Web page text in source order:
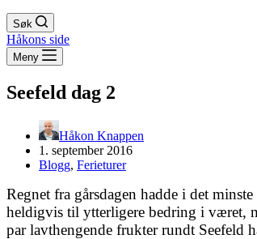
Søk
Håkons side
Meny
Seefeld dag 2
Håkon Knappen
1. september 2016
Blogg, Ferieturer
Regnet fra gårsdagen hadde i det
heldigvis til ytterligere bedring i været,
par lavthengende frukter rundt Seefeld